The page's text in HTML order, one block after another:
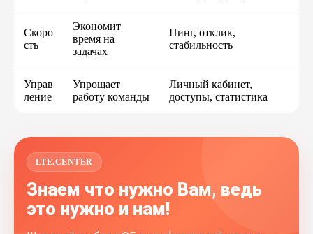
Скоро
сть
Экономит
время на
задачах
Пинг, отклик,
стабильность
Управ
ление
Упрощает
работу команды
Личный кабинет,
доступы, статистика
LTE.CENTER
Знаем что нужно Вам, ведь
это нужно и нам!